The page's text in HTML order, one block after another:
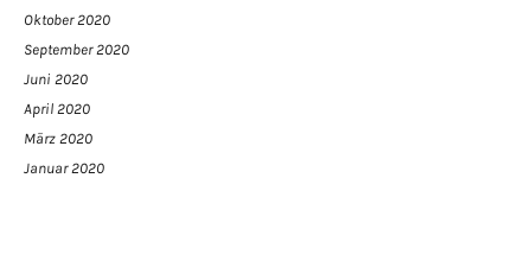
Oktober 2020
September 2020
Juni 2020
April 2020
März 2020
Januar 2020